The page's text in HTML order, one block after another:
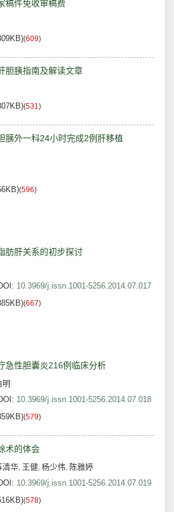
稿件免收审稿费
(609)
胆胰指南及解读文章
(531)
胰外一科24小时完成2例肝移植
(596)
肪肝关系的初步探讨
10.3969/j.issn.1001-5256.2014.07.017
(667)
急性胆囊炎216例临床分析
明
10.3969/j.issn.1001-5256.2014.07.018
(579)
术的体会
清华, 王健, 杨少伟, 陈雅婷
10.3969/j.issn.1001-5256.2014.07.019
(578)